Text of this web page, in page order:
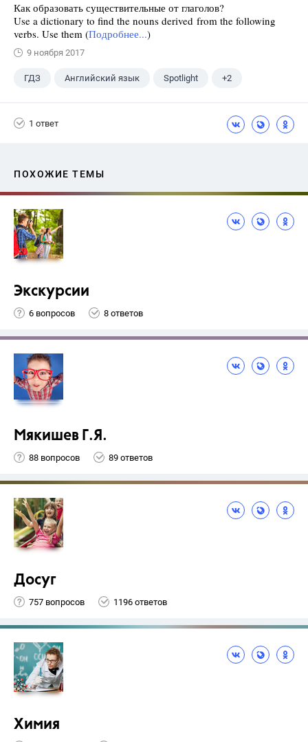
Как образовать существительные от глаголов?
Use a dictionary to find the nouns derived from the following
verbs. Use them (Подробнее...)
9 ноября 2017
ГДЗ Английский язык Spotlight +2
1 ответ
ПОХОЖИЕ ТЕМЫ
Экскурсии
6 вопросов 8 ответов
Мякишев Г.Я.
88 вопросов 89 ответов
Досуг
757 вопросов 1196 ответов
Химия